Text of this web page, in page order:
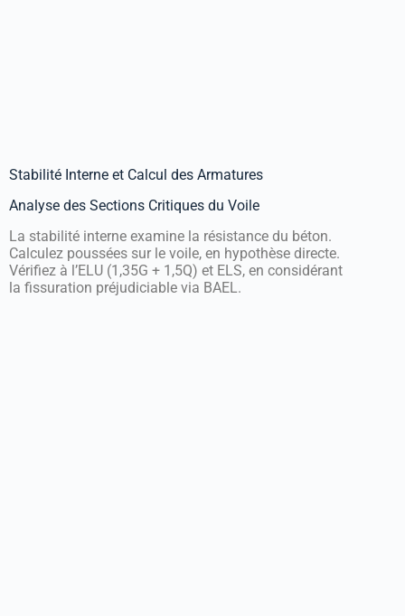
Stabilité Interne et Calcul des Armatures
Analyse des Sections Critiques du Voile
La stabilité interne examine la résistance du béton.
Calculez poussées sur le voile, en hypothèse directe.
Vérifiez à l’ELU (1,35G + 1,5Q) et ELS, en considérant
la fissuration préjudiciable via BAEL.